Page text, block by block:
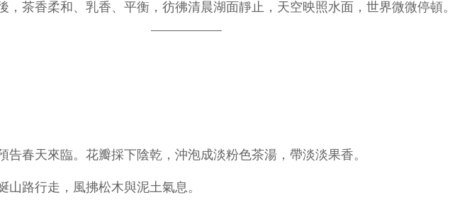
茶香柔和、乳香、平衡，彷彿清晨湖面靜止，天空映照水面，世界微微停頓。
春天來臨。花瓣採下陰乾，沖泡成淡粉色茶湯，帶淡淡果香。
路行走，風拂松木與泥土氣息。